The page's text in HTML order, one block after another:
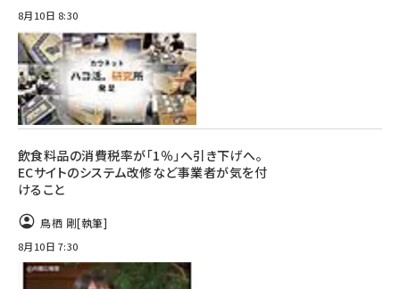
8月10日 8:30
飲食料品の消費税率が「1％」へ引き下げへ。
ECサイトのシステム改修など事業者が気を付
けること
鳥栖 剛[執筆]
8月10日 7:30